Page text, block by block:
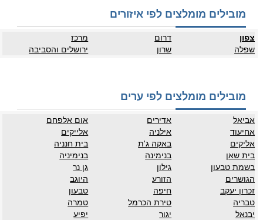
מובילים מומלצים לפי איזורים
צפון דרום
מרכז
שפלה
שרון ירושלים והסביבה
מובילים מומלצים לפי ערים
אביאל אדירים
אום אלפחם
אחיעוד
אילניה
אלייקים
אליקים
באקה ג'ת
בית חנניה
בית שאן
בנימינה
בנימיניה
בשמת טבעון
גילון
גן נר
הגושרים
הזורע
היוגב
זכרון יעקב
חיפה
טבעון
טבריה
טירת הכרמל
טמרה
יבנאל
יגור
יפיע